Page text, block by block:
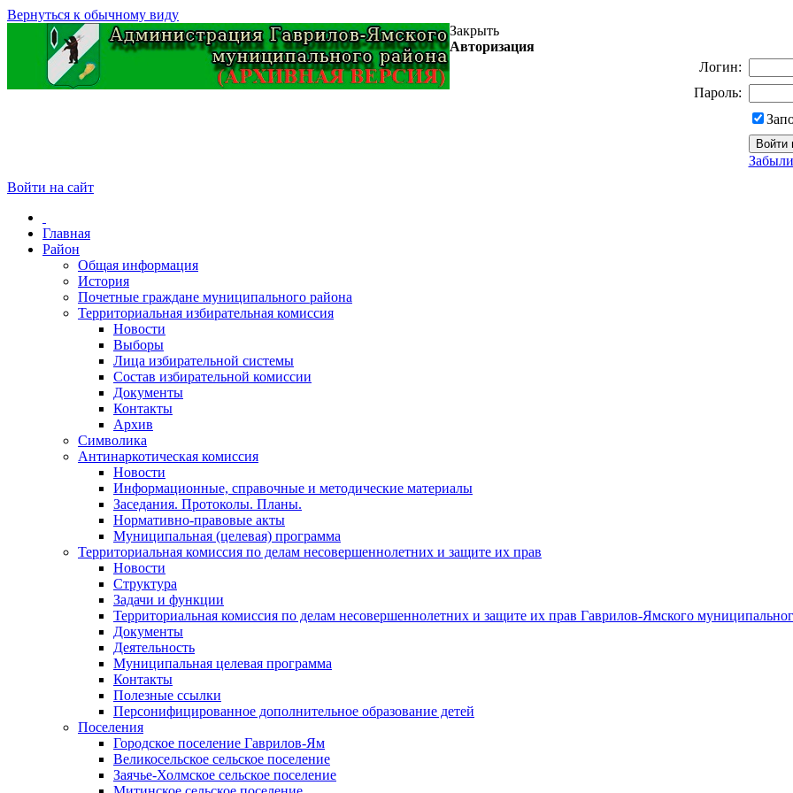
Вернуться к обычному виду
Закрыть
Авторизация
Логин:
Пароль:
Войти на сайт
Главная
Район
Общая информация
История
Почетные граждане муниципального района
Территориальная избирательная комиссия
Новости
Выборы
Лица избирательной системы
Состав избирательной комиссии
Документы
Контакты
Архив
Символика
Антинаркотическая комиссия
Новости
Информационные, справочные и методические материалы
Заседания. Протоколы. Планы.
Нормативно-правовые акты
Муниципальная (целевая) программа
Территориальная комиссия по делам несовершеннолетних и защите их прав
Новости
Структура
Задачи и функции
Территориальная комиссия по делам несовершеннолетних и защите их прав Гаврилов-Ямского
Документы
Деятельность
Муниципальная целевая программа
Контакты
Полезные ссылки
Персонифицированное дополнительное образование детей
Поселения
Городское поселение Гаврилов-Ям
Великосельское сельское поселение
Заячье-Холмское сельское поселение